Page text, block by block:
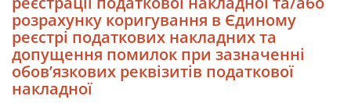
розрахунку коригування в Єдиному
реєстрі податкових накладних та
допущення помилок при зазначенні
обов’язкових реквізитів податкової
накладної